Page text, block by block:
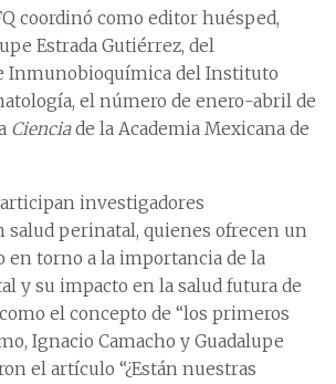
coordinó como editor huésped,
Estrada Gutiérrez, del
Inmunobioquímica del Instituto
el número de enero-abril de
Cienciade la Academia Mexicana de
investigadores
salud perinatal, quienes ofrecen un
en torno a la importancia de la
y su impacto en la salud futura de
el concepto de “los primeros
Ignacio Camacho y Guadalupe
el artículo “¿Están nuestras